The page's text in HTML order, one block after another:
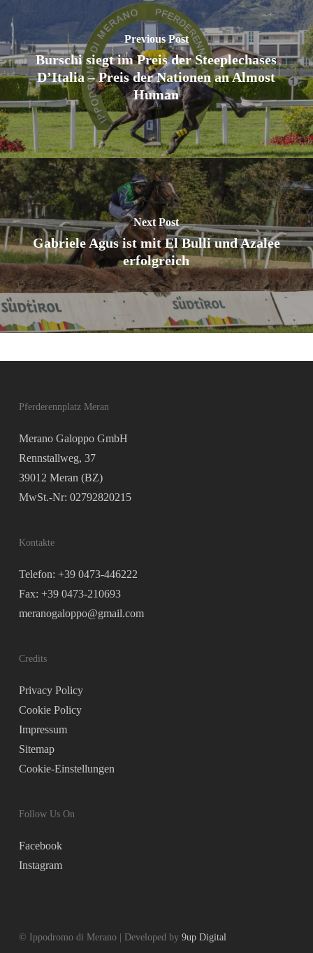
Previous Post
Burschi siegt im Preis der Steeplechases
D’Italia – Preis der Nationen an Almost
Human
Next Post
Gabriele Agus ist mit El Bulli und Azalee
erfolgreich
Pferderennplatz Meran
Merano Galoppo GmbH
Rennstallweg, 37
39012 Meran (BZ)
MwSt.-Nr: 02792820215
Kontakte
Telefon: +39 0473-446222
Fax: +39 0473-210693
meranogaloppo@gmail.com
Credits
Privacy Policy
Cookie Policy
Impressum
Sitemap
Cookie-Einstellungen
Follow Us On
Facebook
Instagram
© Ippodromo di Merano | Developed by 9up Digital